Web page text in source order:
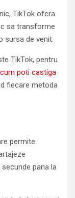
TikTok ofera
sa transforme
sursa de venit.
TikTok, pentru
cum poti castiga
fiecare metoda
permite
pana la